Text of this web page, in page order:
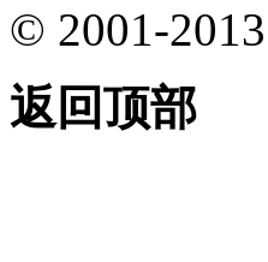
© 2001-2013
返回顶部